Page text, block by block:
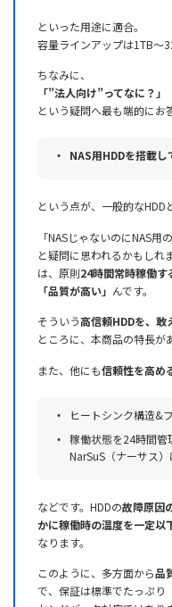
といった用途に適合。
容量ラインアップは1TB～
ちなみに、
「”法人向け”ってなに？」
という疑問へ最も端的にお
NAS用HDDを搭載し
という点が、一般的なHDD
「NASじゃないのにNAS用
と疑問に思われるかもし
は、原則24時間常時稼働
「品質が高い」 んです。
そういう高信頼HDDを、敢
ところに、本商品の特長が
また、他にも信頼性を高め
ヒートシンク構造&
稼働状態を24時間管
NarSuS（ナーサス）
などです。HDDの故障原因
かに稼働時の温度を一定以
なります。
このように、多方面から品
で、保証は標準でたっぷり